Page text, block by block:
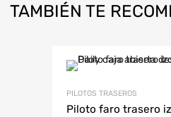
TAMBIÉN TE
PILOTOS TRASEROS
Piloto faro trasero